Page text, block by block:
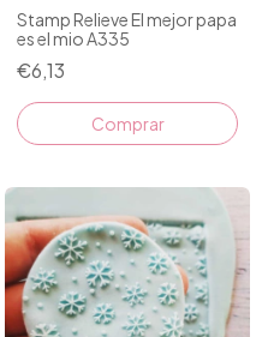
Stamp Relieve El mejor papa
es el mio A335
€6,13